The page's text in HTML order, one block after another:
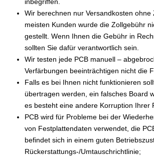
Wir berechnen nur Versandkosten ohne
meisten Kunden wurde die Zollgebühr
gestellt. Wenn Ihnen die Gebühr in
sollten Sie dafür verantwortlich sein.
Wir testen jede PCB manuell –
Verfärbungen beeinträchtigen nicht die
Falls es bei Ihnen nicht funktionieren
übertragen werden, ein falsches Board
es besteht eine andere Korruption Ihrer
PCB wird für Probleme bei der
von Festplattendaten verwendet, die
befindet sich in einem guten
Rückerstattungs-/Umtauschrichtlinie;